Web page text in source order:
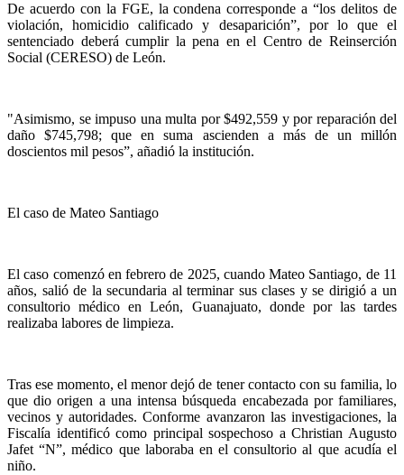
De acuerdo con la FGE, la condena corresponde a “los delitos de
violación, homicidio calificado y desaparición”, por lo que el
sentenciado deberá cumplir la pena en el Centro de Reinserción
Social (CERESO) de León.
"Asimismo, se impuso una multa por $492,559 y por reparación del
daño $745,798; que en suma ascienden a más de un millón
doscientos mil pesos”, añadió la institución.
El caso de Mateo Santiago
El caso comenzó en febrero de 2025, cuando Mateo Santiago, de 11
años, salió de la secundaria al terminar sus clases y se dirigió a un
consultorio médico en León, Guanajuato, donde por las tardes
realizaba labores de limpieza.
Tras ese momento, el menor dejó de tener contacto con su familia, lo
que dio origen a una intensa búsqueda encabezada por familiares,
vecinos y autoridades. Conforme avanzaron las investigaciones, la
Fiscalía identificó como principal sospechoso a Christian Augusto
Jafet “N”, médico que laboraba en el consultorio al que acudía el
niño.